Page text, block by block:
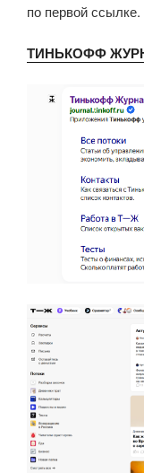
по первой ссылке.
ТИНЬКОФФ